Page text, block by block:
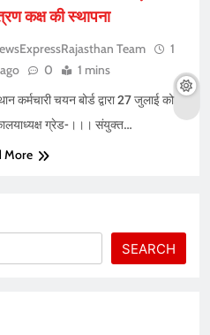
कक्ष की स्थापना
Team
1
0 1 mins
कर्मचारी चयन बोर्ड द्वारा 27 जुलाई को
ग्रेड-।।। संयुक्त…
More
SEARCH